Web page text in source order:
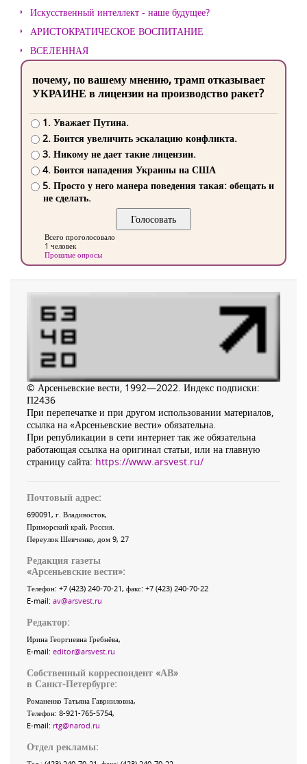
Искусственный интеллект - наше будущее?
АРИСТОКРАТИЧЕСКОЕ ВОСПИТАНИЕ
ВСЕЛЕННАЯ
почему, по вашему мнению, трамп отказывает
УКРАИНЕ в лицензии на производство ракет?
1. Уважает Путина.
2. Боится увеличить эскалацию конфликта.
3. Никому не дает такие лицензии.
4. Боится нападения Украины на США
5. Просто у него манера поведения такая: обещать и
не сделать.
Всего проголосовало
1 человек
Прошлые опросы
© Арсеньевские вести, 1992—2022. Индекс подписки:
П2436
При перепечатке и при другом использовании материалов,
ссылка на «Арсеньевские вести» обязательна.
При републикации в сети интернет так же обязательна
работающая ссылка на оригинал статьи, или на главную
страницу сайта: https://www.arsvest.ru/
Почтовый адрес:
690091, г. Владивосток,
Приморский край, Россия
Переулок Шевченко, дом 9, 27
Редакция газеты
«Арсеньевские вести»:
Телефон: +7 (423) 240-70-21, факс: +7 (423) 240-70-22
E-mail: av@arsvest.ru
Редактор:
Ирина Георгиевна Гребнёва,
E-mail: editor@arsvest.ru
Собственный корреспондент «АВ»
в Санкт-Петербурге:
Романенко Татьяна Гаврииловна,
Телефон: 8-921-765-5754,
E-mail: rtg@narod.ru
Отдел рекламы: